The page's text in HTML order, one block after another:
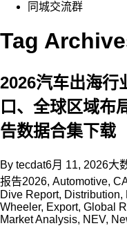
同城交流群
Tag
2026汽车出海行
口、全球区域布
告数据合集下载
By tecdat6月 11, 2026大
报告2026, Automotive,
Dive Report, Distribution,
Wheeler, Export, Global
Market Analysis, NEV,